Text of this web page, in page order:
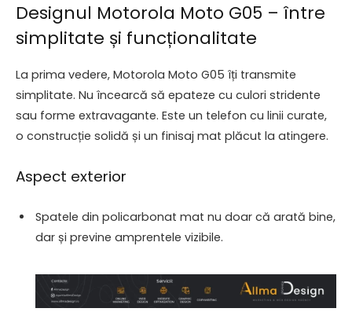
Designul Motorola Moto G05 – între
simplitate și funcționalitate
La prima vedere, Motorola Moto G05 îți transmite
simplitate. Nu încearcă să epateze cu culori stridente
sau forme extravagante. Este un telefon cu linii curate,
o construcție solidă și un finisaj mat plăcut la atingere.
Aspect exterior
Spatele din policarbonat mat nu doar că arată bine,
dar și previne amprentele vizibile.